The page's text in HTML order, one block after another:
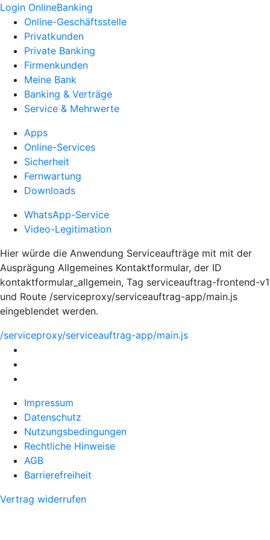
Login OnlineBanking
Online-Geschäftsstelle
Privatkunden
Private Banking
Firmenkunden
Meine Bank
Banking & Verträge
Service & Mehrwerte
Apps
Online-Services
Sicherheit
Fernwartung
Downloads
WhatsApp-Service
Video-Legitimation
Hier würde die Anwendung Serviceaufträge mit mit der
Ausprägung Allgemeines Kontaktformular, der ID
kontaktformular_allgemein, Tag serviceauftrag-frontend-v1
und Route /serviceproxy/serviceauftrag-app/main.js
eingeblendet werden.
/serviceproxy/serviceauftrag-app/main.js
Impressum
Datenschutz
Nutzungsbedingungen
Rechtliche Hinweise
AGB
Barrierefreiheit
Vertrag widerrufen